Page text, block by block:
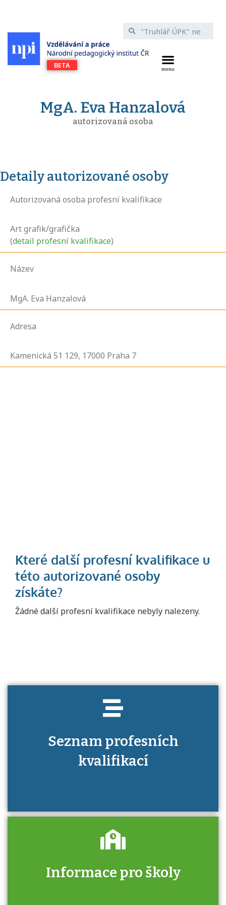
MgA. Eva Hanzalová
autorizovaná osoba
Detaily autorizované osoby
Autorizovaná osoba profesní kvalifikace
Art grafik/grafička
(detail profesní kvalifikace)
Název
MgA. Eva Hanzalová
Adresa
Kamenická 51 129, 17000 Praha 7
Žádné další profesní kvalifikace nebyly nalezeny.
Seznam profesních
kvalifikací
Projděte si seznam profesních kvalifikací.
Informace pro školy
Zjistěte, jak se přihlásit ke zkoušce a kde